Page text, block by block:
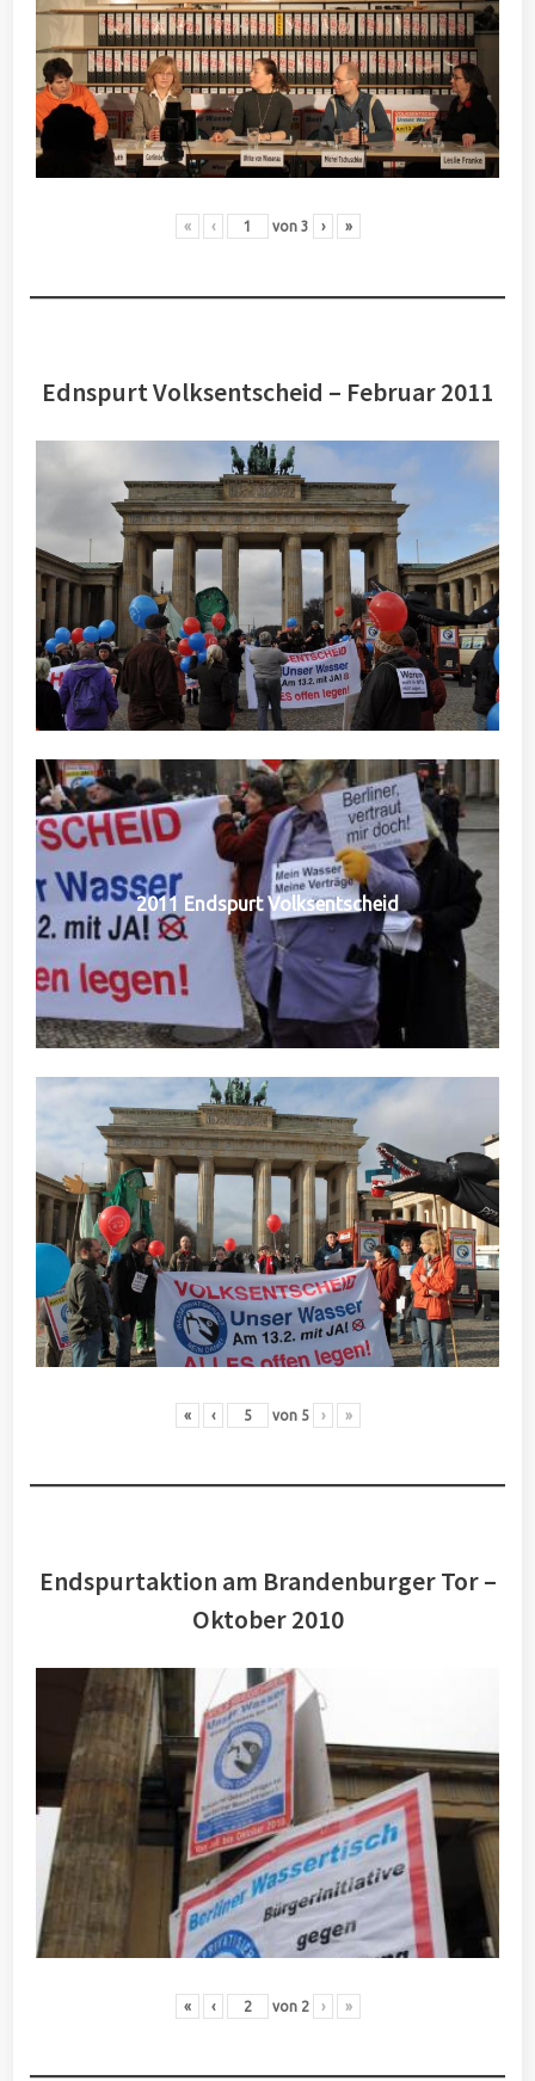
« ‹ von 3 › »
Ednspurt Volksentscheid – Februar 2011
2011 Endspurt Volksentscheid
« ‹ von 5 › »
Endspurtaktion am Brandenburger Tor –
Oktober 2010
« ‹ von 2 › »